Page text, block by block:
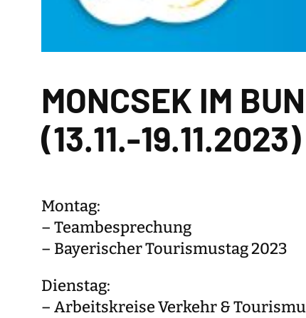
MONCSEK IM
(13.11.-19.11.2023)
Montag:
– Teambesprechung
– Bayerischer Tourismustag 2023
Dienstag:
– Arbeitskreise Verkehr &